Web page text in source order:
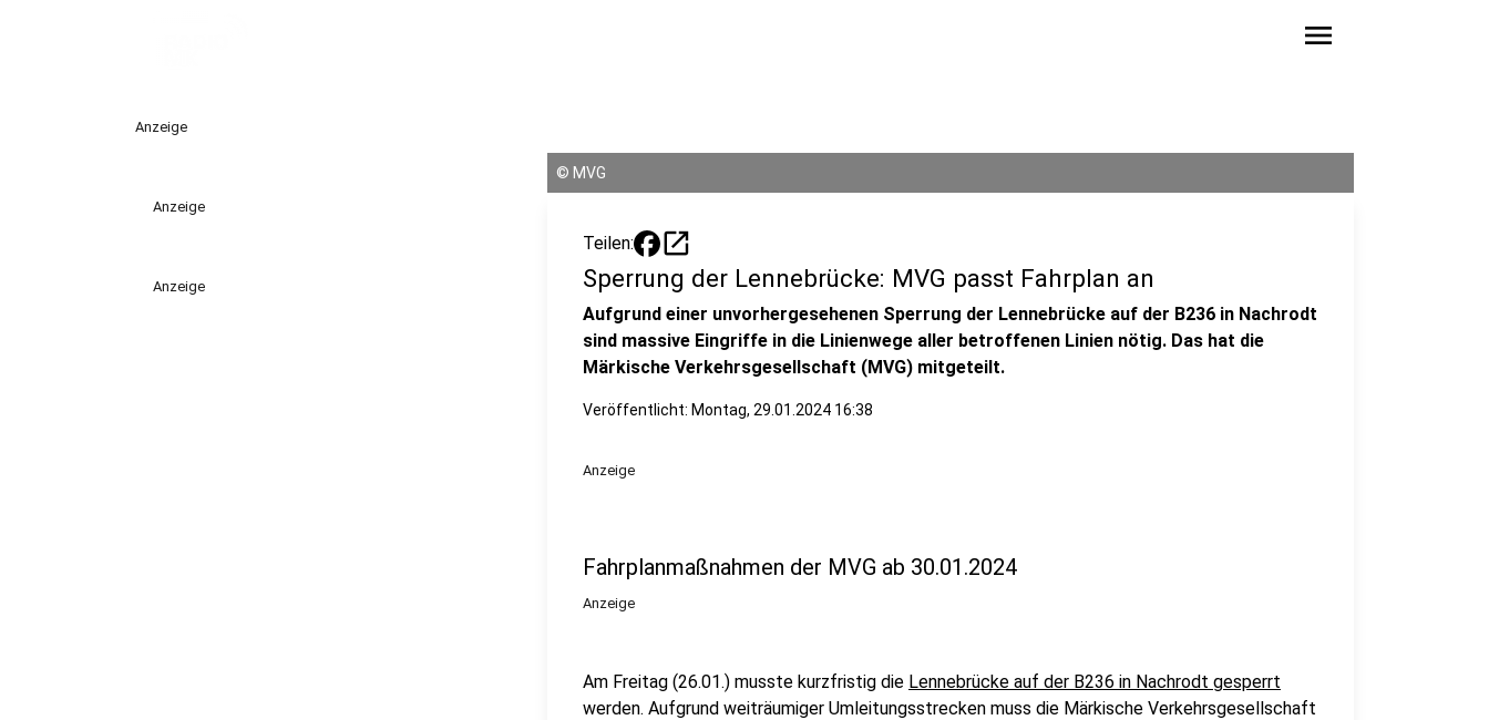
menu
Anzeige
Anzeige
Anzeige
© MVG
Teilen: open_in_new
Sperrung der Lennebrücke: MVG passt Fahrplan an
Aufgrund einer unvorhergesehenen Sperrung der Lennebrücke auf der B236 in Nachrodt
sind massive Eingriffe in die Linienwege aller betroffenen Linien nötig. Das hat die
Märkische Verkehrsgesellschaft (MVG) mitgeteilt.
Veröffentlicht: Montag, 29.01.2024 16:38
Anzeige
Fahrplanmaßnahmen der MVG ab 30.01.2024
Anzeige
Am Freitag (26.01.) musste kurzfristig die Lennebrücke auf der B236 in Nachrodt gesperrt
werden. Aufgrund weiträumiger Umleitungsstrecken muss die Märkische Verkehrsgesellschaft